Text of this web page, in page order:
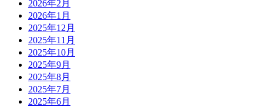
2026年2月
2026年1月
2025年12月
2025年11月
2025年10月
2025年9月
2025年8月
2025年7月
2025年6月